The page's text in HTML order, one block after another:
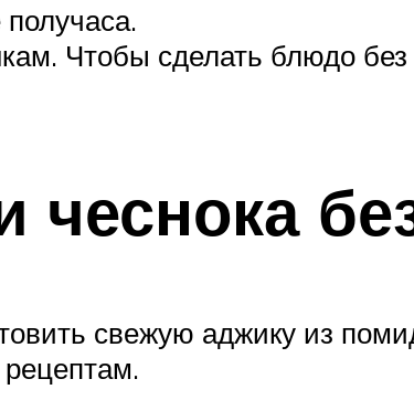
Чтобы сделать блюдо без
свежую аджику из